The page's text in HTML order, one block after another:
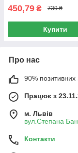
450,79 ₴ 739 ₴
Купити
Про нас
90% позитивних
Працює з
м. Львів
вул.Степана
Контакти